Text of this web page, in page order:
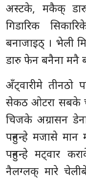
अस्टके, मकैक्
गिडारिक
बनाजाइठ् । भेली
डारु फेन बनैना मनै
अँट्वारीमे तीनठो
सेकठ ओटरा सबके
चिजके अग्रासन
पहुनन्हे मजासे
पहुनन्हे मट्वार
नैलग्लक् मारे